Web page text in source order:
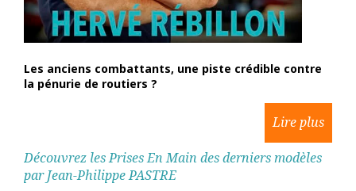
Les anciens combattants, une piste crédible contre
la pénurie de routiers ?
Découvrez les Prises En Main des derniers modèles
par Jean-Philippe PASTRE